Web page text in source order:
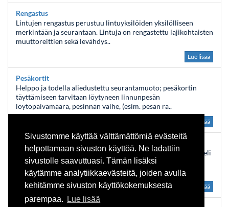
Sivustomme käyttää välttämättömiä evästeitä
helpottamaan sivuston käyttöä. Ne ladattiin
sivustolle saavuttuasi. Tämän lisäksi
käytämme analytiikkaevästeitä, joiden avulla
kehitämme sivuston käyttökokemuksesta
parempaa.
Lue lisää
Rengastus
Lintujen rengastus perustuu lintuyksilöiden yksilölliseen
merkintään ja seurantaan. Lintuja on rengastettu lajikohtaisten
muuttoreittien sekä levähdys..
Lue lisää
Pesäkortit
Helppo ja todella aliedustettu seurantamuoto; pesäkortin
täyttämiseen tarvitaan löytyneen linnunpesän
löytöpäivämäärä, pesinnän vaihe, (esim. pesän ra..
Lue lisää
Kansainvälisesti tärkeillä lintualueilla (Important Bird Area eli
IBA) tehdään alueesta riippuen pesimälintu- ja/tai
levähtäjälaskentoja. Pesimälinnus..
Lue lisää